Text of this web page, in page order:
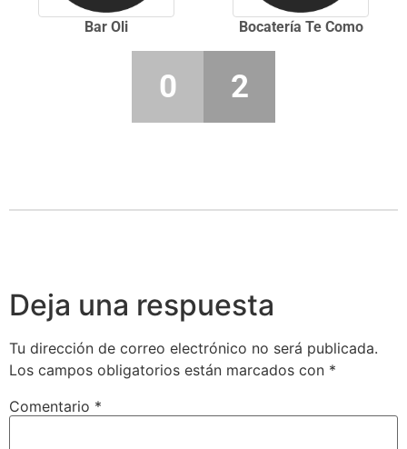
Bar Oli Bocatería Te Como
0 2
Deja una respuesta
Tu dirección de correo electrónico no será publicada.
Los campos obligatorios están marcados con *
Comentario *